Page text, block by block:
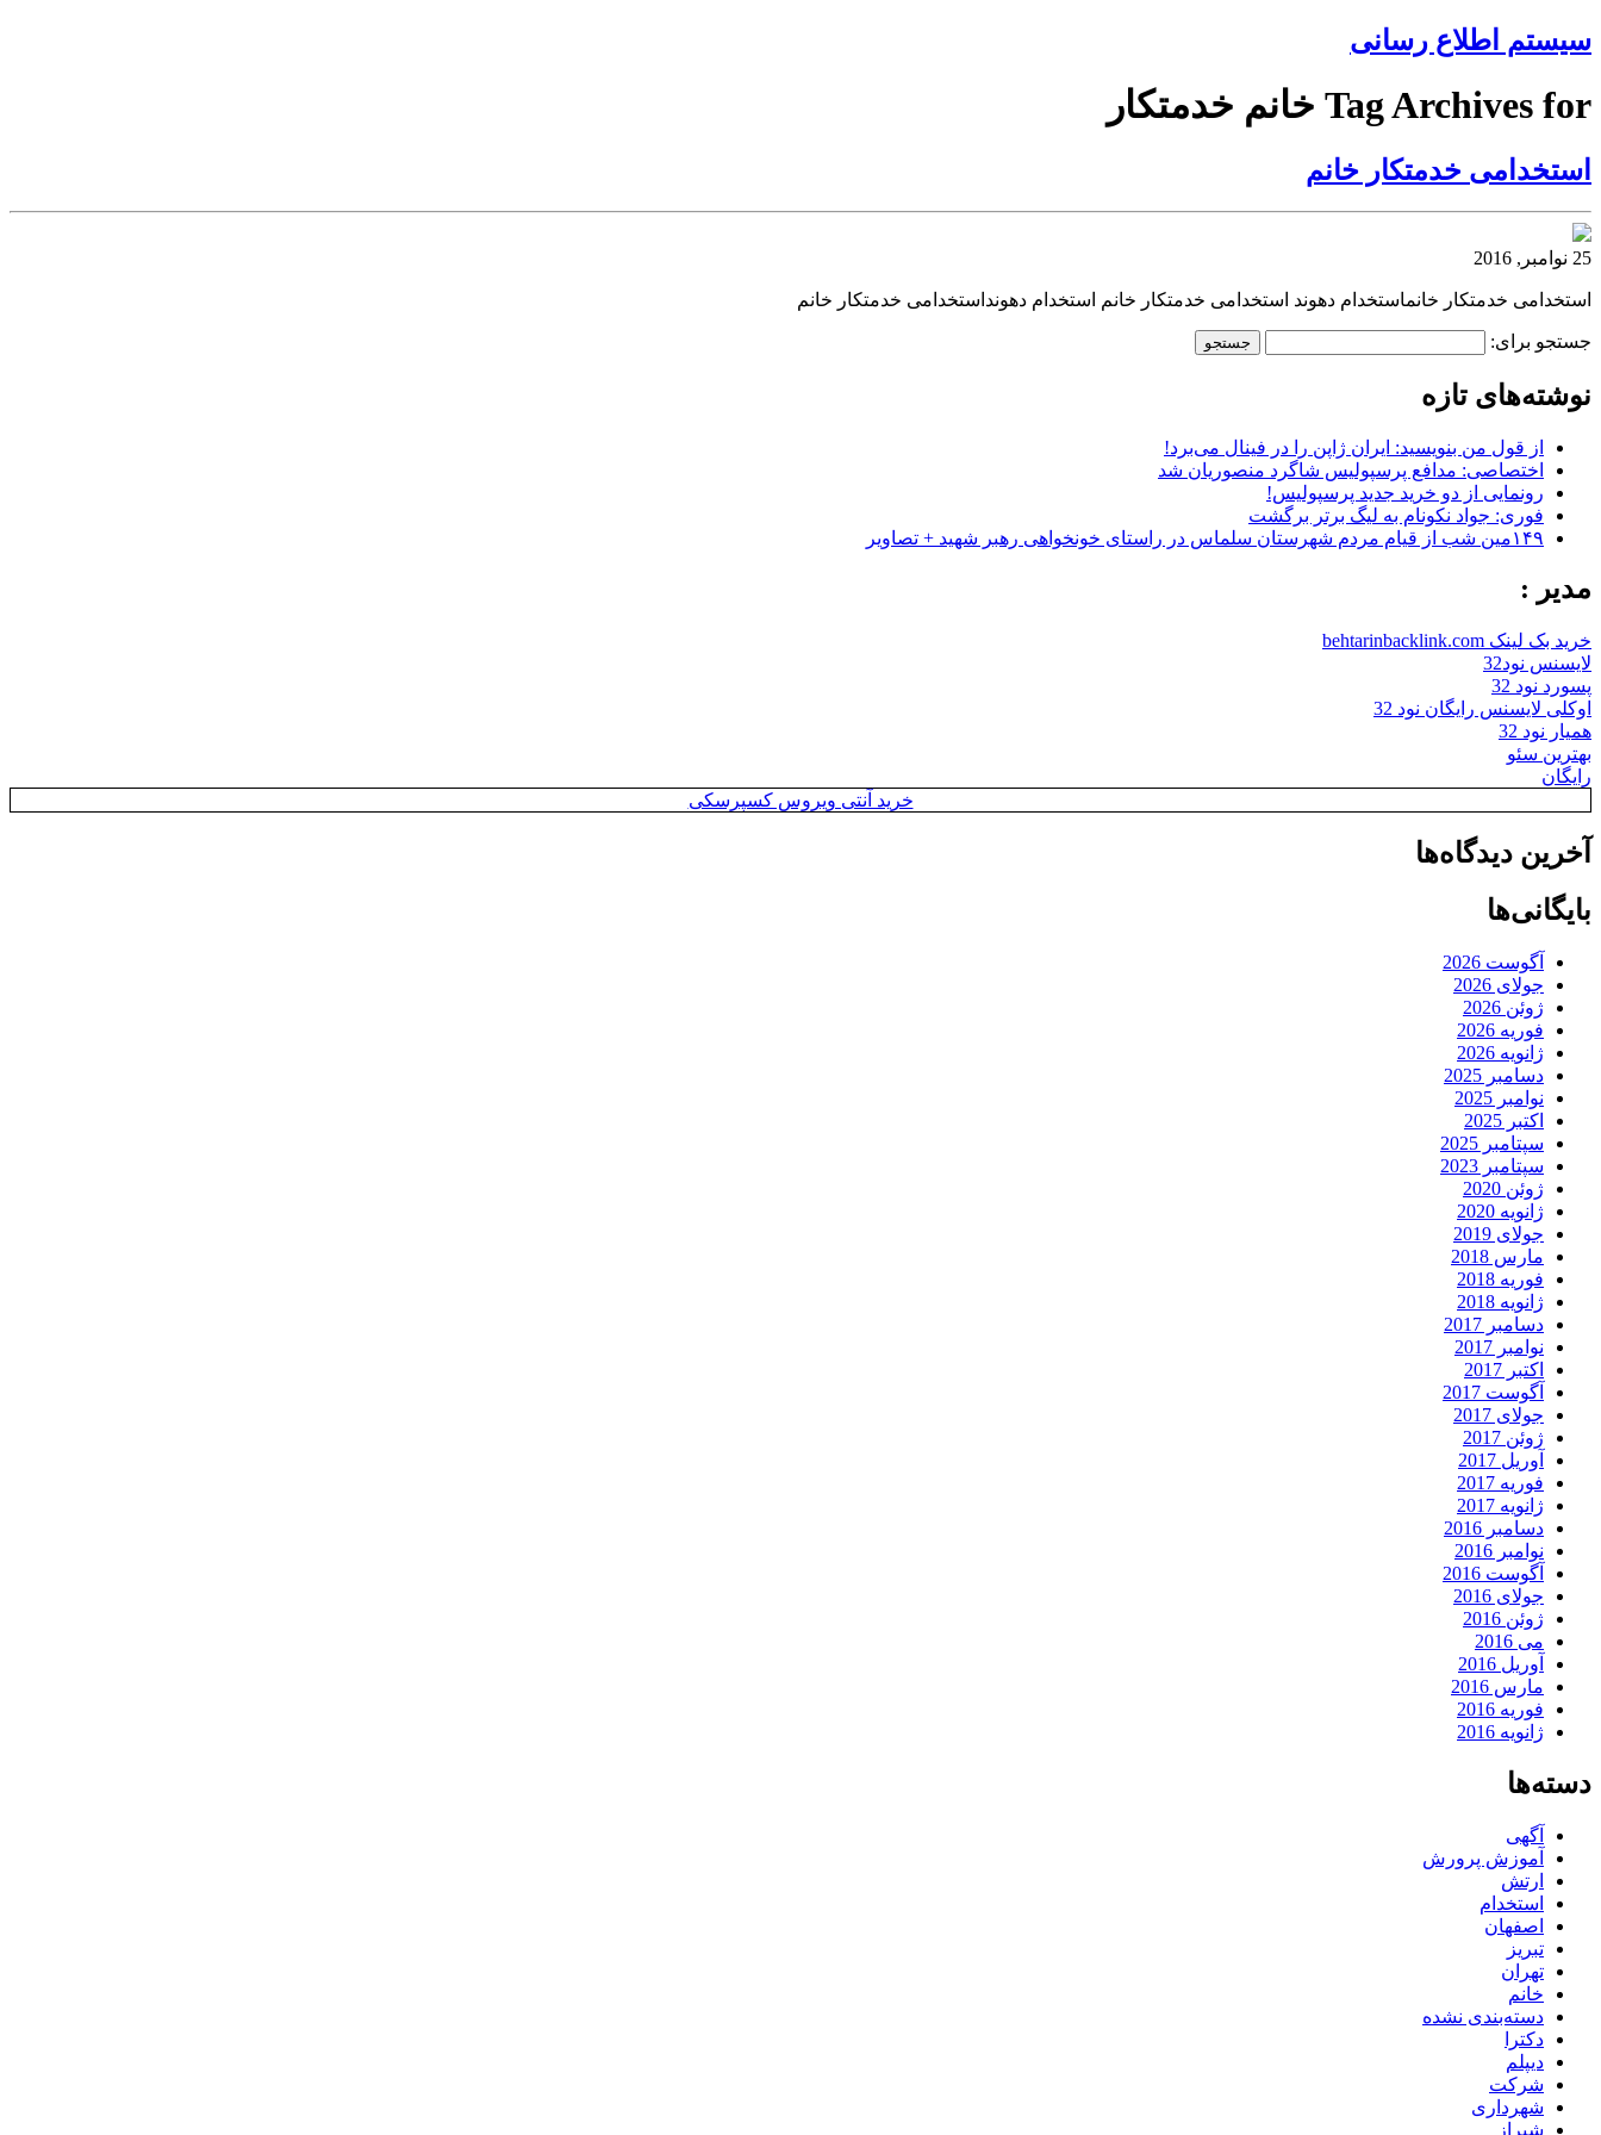
سیستم اطلاع رسانی
Tag Archives for خانم خدمتکار
استخدامی خدمتکار خانم
25 نوامبر, 2016
استخدامی خدمتکار خانماستخدام دهوند استخدامی خدمتکار خانم استخدام دهونداستخدامی خدمتکار خانم
جستجو برای:
نوشته‌های تازه
از قول من بنویسید: ایران ژاپن را در فینال می‌برد!
اختصاصی: مدافع پرسپولیس شاگرد منصوریان شد
رونمایی از دو خرید جدید پرسپولیس!
فوری: جواد نکونام به لیگ برتر برگشت
۱۴۹مین شب از قیام مردم شهرستان سلماس در راستای خونخواهی رهبر شهید + تصاویر
مدیر :
خرید بک لینک behtarinbacklink.com
لایسنس نود32
پسورد نود 32
اوکلی لایسنس رایگان نود 32
همیار نود 32
بهترین سئو
رایگان
خرید آنتی ویروس کسپرسکی
آخرین دیدگاه‌ها
بایگانی‌ها
آگوست 2026
جولای 2026
ژوئن 2026
فوریه 2026
ژانویه 2026
دسامبر 2025
نوامبر 2025
اکتبر 2025
سپتامبر 2025
سپتامبر 2023
ژوئن 2020
ژانویه 2020
جولای 2019
مارس 2018
فوریه 2018
ژانویه 2018
دسامبر 2017
نوامبر 2017
اکتبر 2017
آگوست 2017
جولای 2017
ژوئن 2017
آوریل 2017
فوریه 2017
ژانویه 2017
دسامبر 2016
نوامبر 2016
آگوست 2016
جولای 2016
ژوئن 2016
می 2016
آوریل 2016
مارس 2016
فوریه 2016
ژانویه 2016
دسته‌ها
آگهی
آموزش پرورش
ارتش
استخدام
اصفهان
تبریز
تهران
خانم
دسته‌بندی نشده
دکترا
دیپلم
شرکت
شهرداری
شیراز